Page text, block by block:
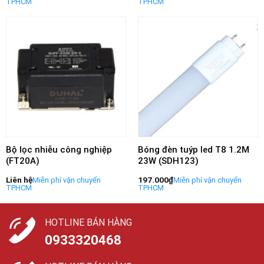
Bộ lọc nhiễu công nghiệp
(FT20A)
Liên hệ
Bóng đèn tuýp led T8 1.2M
23W (SDH123)
197.000₫
HOTLINE BÁN HÀNG
0933320468